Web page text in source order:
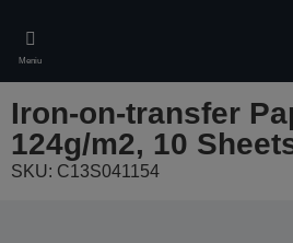
main
content
Meniu
Iron-on-transfer
124g/m2, 10
SKU: C13S041154